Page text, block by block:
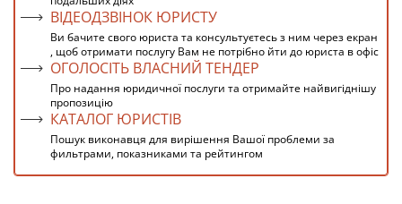
ВІДЕОДЗВІНОК ЮРИСТУ
Ви бачите свого юриста та консультуєтесь з ним через екран
, щоб отримати послугу Вам не потрібно йти до юриста в офіс
ОГОЛОСІТЬ ВЛАСНИЙ ТЕНДЕР
Про надання юридичної послуги та отримайте найвигіднішу
пропозицію
КАТАЛОГ ЮРИСТІВ
Пошук виконавця для вирішення Вашої проблеми за
фильтрами, показниками та рейтингом